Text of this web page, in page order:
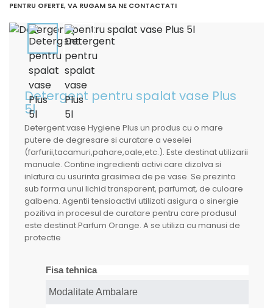
PENTRU OFERTE, VA RUGAM SA NE CONTACTATI
Detergent pentru spalat vase Plus
5l
Detergent vase Hygiene Plus un produs cu o mare
putere de degresare si curatare a veselei
(farfurii,tacamuri,pahare,oale,etc.). Este destinat utilizarii
manuale. Contine ingredienti activi care dizolva si
inlatura cu usurinta grasimea de pe vase. Se prezinta
sub forma unui lichid transparent, parfumat, de culoare
galbena. Agentii tensioactivi utilizati asigura o sinergie
pozitiva in procesul de curatare pentru care produsul
este destinat.Parfum Orange. A se utiliza cu manusi de
protectie
Fisa tehnica
Modalitate Ambalare